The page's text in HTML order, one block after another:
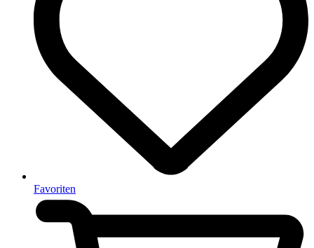
Favoriten